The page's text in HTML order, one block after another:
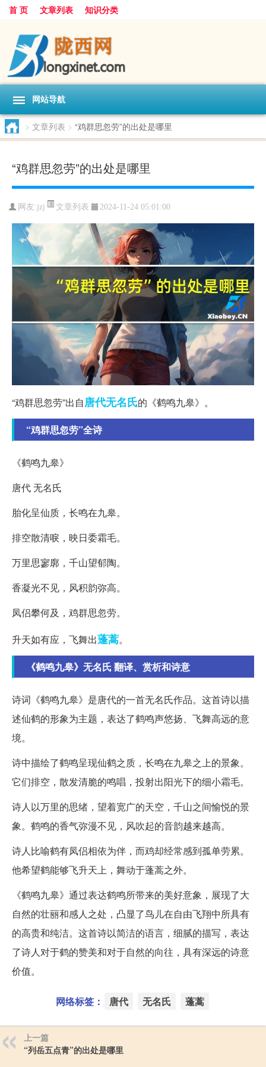
首 页 文章列表 知识分类
网站导航
> 文章列表 > “鸡群思忽劳”的出处是哪里
“鸡群思忽劳”的出处是哪里
网友:jzj 文章列表 2024-11-24 05:01:00
“鸡群思忽劳”出自唐代无名氏的《鹤鸣九皋》。
“鸡群思忽劳”全诗
《鹤鸣九皋》
唐代 无名氏
胎化呈仙质，长鸣在九皋。
排空散清唳，映日委霜毛。
万里思寥廓，千山望郁陶。
香凝光不见，风积韵弥高。
凤侣攀何及，鸡群思忽劳。
升天如有应，飞舞出蓬蒿。
《鹤鸣九皋》无名氏 翻译、赏析和诗意
诗词《鹤鸣九皋》是唐代的一首无名氏作品。这首诗以描
述仙鹤的形象为主题，表达了鹤鸣声悠扬、飞舞高远的意
境。
诗中描绘了鹤鸣呈现仙鹤之质，长鸣在九皋之上的景象。
它们排空，散发清脆的鸣唱，投射出阳光下的细小霜毛。
诗人以万里的思绪，望着宽广的天空，千山之间愉悦的景
象。鹤鸣的香气弥漫不见，风吹起的音韵越来越高。
诗人比喻鹤有凤侣相依为伴，而鸡却经常感到孤单劳累。
他希望鹤能够飞升天上，舞动于蓬蒿之外。
《鹤鸣九皋》通过表达鹤鸣所带来的美好意象，展现了大
自然的壮丽和感人之处，凸显了鸟儿在自由飞翔中所具有
的高贵和纯洁。这首诗以简洁的语言，细腻的描写，表达
了诗人对于鹤的赞美和对于自然的向往，具有深远的诗意
价值。
网络标签： 唐代 无名氏 蓬蒿
上一篇
“列岳五点青”的出处是哪里